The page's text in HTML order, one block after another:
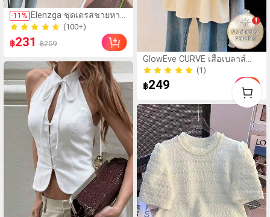
-11 % Elenzga ชุดเดรสชายหาด
สไตล์โบฮีเมียนแบบเปิด
หลังสำหรับผู้หญิง เหมาะ
สำหรับวันวาเลนไทน์, ปี
ใหม่, ปาร์ตี้, อีสเตอร์,
เทศกาลดนตรีฮาวาย, วัน
หยุดเขตร้อน และโอกา
สอื่นๆ ชุดฤดูร้อนที่หรูหรา
(100+)
400+ ขายแล้ว
(100+)
400+ ขายแล้ว
฿231 ฿259
GlowEve CURVE เสื้อเบลาส์
ลำลองผู้หญิงไซส์ใหญ่ คอกลม
แต่งรูดด้านหน้า แขนกลีบดอก
ทรงหลวม พิมพ์ลายกราฟิก
สำหรับออกไปข้างนอก เที่ยวพัก
ผ่อน ช้อปปิ้ง เดินทางประจำวัน
และทำงาน
(1)
฿249